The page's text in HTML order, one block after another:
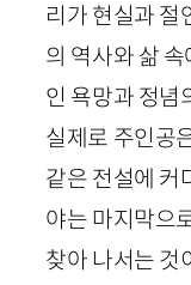
리가 현실과 절
의 역사와 삶
인 욕망과 정념
실제로 주인공
같은 전설에 커
야는 마지막으
찾아 나서는 것